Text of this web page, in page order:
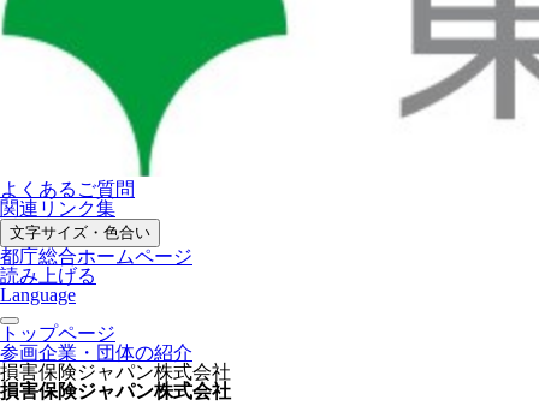
よくあるご質問
関連リンク集
文字サイズ・色合い
都庁総合ホームページ
読み上げる
Language
トップページ
参画企業・団体の紹介
損害保険ジャパン株式会社
損害保険ジャパン株式会社